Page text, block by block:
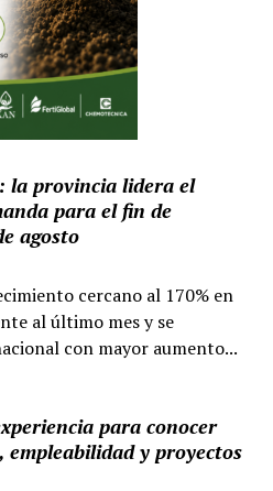
la provincia lidera el
para el fin de
agosto
cercano al 170% en
al último mes y se
con mayor aumento...
para conocer
empleabilidad y proyectos